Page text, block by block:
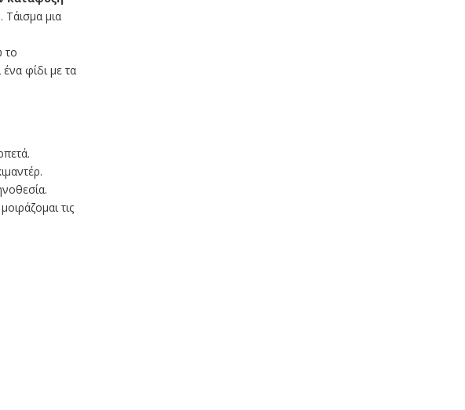
Τάισμα μια
το
φίδι με τα
τις